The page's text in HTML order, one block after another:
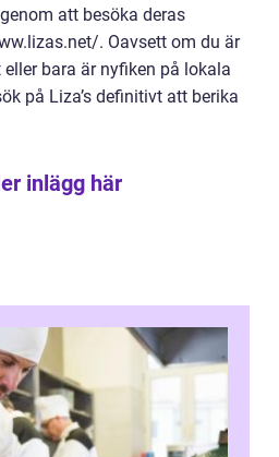
att besöka deras
. Oavsett om du är
bara är nyfiken på lokala
på Liza’s definitivt att berika
inlägg här